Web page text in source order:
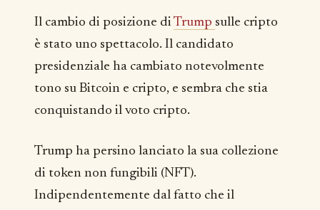
Il cambio di posizione diTrump sulle cripto
è stato uno spettacolo. Il candidato
presidenziale ha cambiato notevolmente
tono su Bitcoin e cripto, e sembra che stia
conquistando il voto cripto.
Trump ha persino lanciato la sua collezione
di token non fungibili (NFT).
Indipendentemente dal fatto che il